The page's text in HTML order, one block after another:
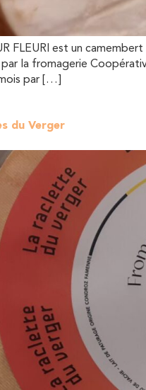
FLEURI est un
la fromagerie
par […]
du Verger